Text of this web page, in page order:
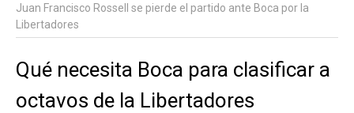
Juan Francisco Rossell se pierde el partido ante Boca por la
Libertadores
Qué necesita Boca para clasificar a
octavos de la Libertadores